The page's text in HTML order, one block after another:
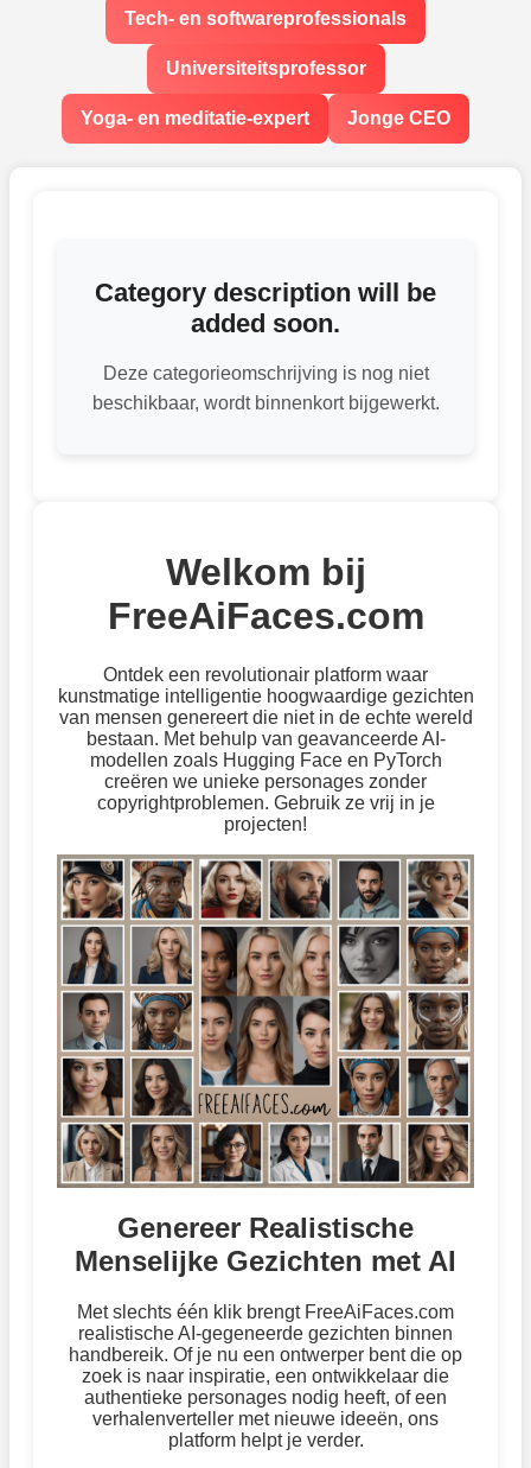
Tech- en softwareprofessionals
Universiteitsprofessor
Yoga- en meditatie-expert Jonge CEO
Category description will be
added soon.
Deze categorieomschrijving is nog niet
beschikbaar, wordt binnenkort bijgewerkt.
Welkom bij
FreeAiFaces.com
Ontdek een revolutionair platform waar
kunstmatige intelligentie hoogwaardige gezichten
van mensen genereert die niet in de echte wereld
bestaan. Met behulp van geavanceerde AI-
modellen zoals Hugging Face en PyTorch
creëren we unieke personages zonder
copyrightproblemen. Gebruik ze vrij in je
projecten!
Genereer Realistische
Menselijke Gezichten met AI
Met slechts één klik brengt FreeAiFaces.com
realistische AI-gegeneerde gezichten binnen
handbereik. Of je nu een ontwerper bent die op
zoek is naar inspiratie, een ontwikkelaar die
authentieke personages nodig heeft, of een
verhalenverteller met nieuwe ideeën, ons
platform helpt je verder.